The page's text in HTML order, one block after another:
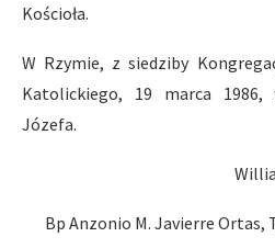
Kościoła.
W Rzymie, z siedziby
Katolickiego, 19 marca 1986,
Józefa.
Bp Anzonio M. Javierre Ortas,